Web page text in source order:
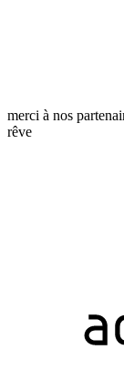
merci à nos
rêve